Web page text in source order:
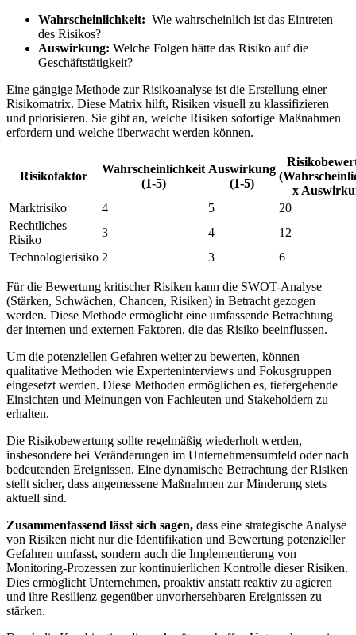
Wahrscheinlichkeit: ​ Wie wahrscheinlich ist das Eintreten
des Risikos?
Auswirkung: ⁤Welche Folgen hätte das Risiko auf die
Geschäftstätigkeit?
Eine‍ gängige Methode zur Risikoanalyse ist die Erstellung einer
Risikomatrix.⁤ Diese ‍Matrix hilft, Risiken visuell zu klassifizieren
⁣und priorisieren. Sie⁢ gibt an, welche Risiken sofortige Maßnahmen
erfordern und welche⁢ überwacht werden ​können.
Risikofaktor
Wahrscheinlichkeit
(1-5)
Auswirkung
(1-5)
x
Marktrisiko
4 5
20
Rechtliches
Risiko
3 4
12
Technologierisiko 2 3 6
Für die Bewertung kritischer‌ Risiken kann die SWOT-Analyse
(Stärken, ​Schwächen, Chancen, Risiken)‌ in Betracht gezogen
werden.⁤ Diese Methode ermöglicht eine umfassende Betrachtung
der​ internen und ⁣externen ⁤Faktoren, die das ‌Risiko beeinflussen.
Um ⁤die potenziellen ‌Gefahren weiter zu bewerten, können
qualitative Methoden⁣ wie ‍Experteninterviews ​und Fokusgruppen​
eingesetzt werden. Diese Methoden ermöglichen es, tiefergehende
Einsichten und ‍Meinungen ⁢von Fachleuten und​ Stakeholdern zu ​
erhalten.
Die Risikobewertung sollte regelmäßig ​wiederholt werden,
insbesondere ‍bei Veränderungen im Unternehmensumfeld ‌oder nach
bedeutenden Ereignissen. Eine ‍dynamische Betrachtung der Risiken
​stellt sicher, dass angemessene Maßnahmen⁤ zur Minderung stets
aktuell sind.
Zusammenfassend lässt sich sagen, dass⁤ eine strategische Analyse
von⁣ Risiken ⁣nicht ⁣nur die Identifikation ⁢und Bewertung potenzieller
Gefahren umfasst, sondern auch die Implementierung von
Monitoring-Prozessen zur kontinuierlichen Kontrolle dieser Risiken.‌
Dies‌ ermöglicht Unternehmen, proaktiv⁤ anstatt​ reaktiv zu agieren
und ihre Resilienz ​gegenüber unvorhersehbaren Ereignissen zu
stärken.